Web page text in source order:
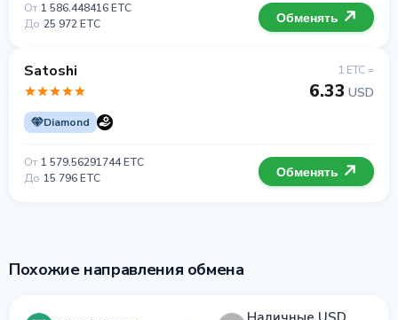
От 1 586.448416 ETC
До 25 972 ETC Обменять
Satoshi
Diamond
1 ETC =
6.33 USD
От 1 579.56291744 ETC
До 15 796 ETC Обменять
Похожие направления обмена